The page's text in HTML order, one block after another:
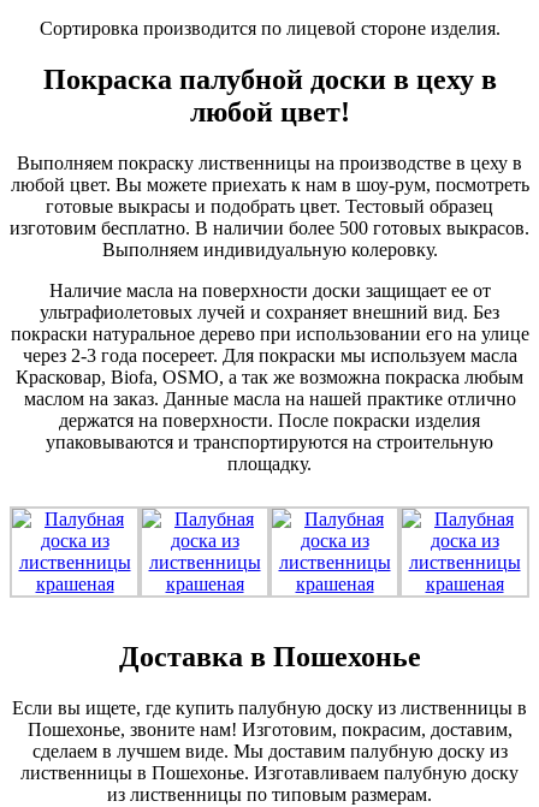
Сортировка производится по лицевой стороне изделия.
Покраска палубной доски в цеху в
любой цвет!
Выполняем покраску лиственницы на производстве в цеху в
любой цвет. Вы можете приехать к нам в шоу-рум, посмотреть
готовые выкрасы и подобрать цвет. Тестовый образец
изготовим бесплатно. В наличии более 500 готовых выкрасов.
Выполняем индивидуальную колеровку.
Наличие масла на поверхности доски защищает ее от
ультрафиолетовых лучей и сохраняет внешний вид. Без
покраски натуральное дерево при использовании его на улице
через 2-3 года посереет. Для покраски мы используем масла
Красковар, Biofa, OSMO, а так же возможна покраска любым
маслом на заказ. Данные масла на нашей практике отлично
держатся на поверхности. После покраски изделия
упаковываются и транспортируются на строительную
площадку.
Доставка в Пошехонье
Если вы ищете, где купить палубную доску из лиственницы в
Пошехонье, звоните нам! Изготовим, покрасим, доставим,
сделаем в лучшем виде. Мы доставим палубную доску из
лиственницы в Пошехонье. Изготавливаем палубную доску
из лиственницы по типовым размерам.